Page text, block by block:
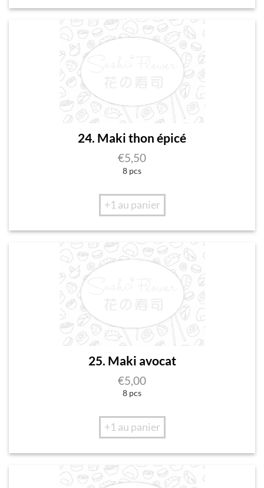
24. Maki thon épicé
€5,50
8 pcs
+1 au panier
25. Maki avocat
€5,00
8 pcs
+1 au panier